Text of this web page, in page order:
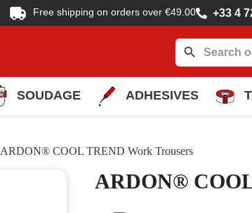
Free shipping on orders over €49.00 +33 4
search
SOUDAGE ADHESIVES
ARDON® COOL TREND Work Trousers
ARDON®